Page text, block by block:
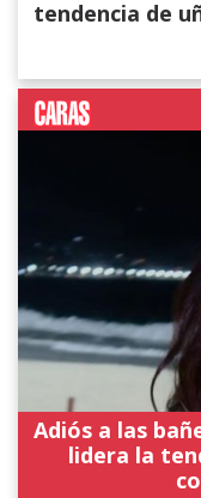
tendencia de
Adiós a las
lidera la